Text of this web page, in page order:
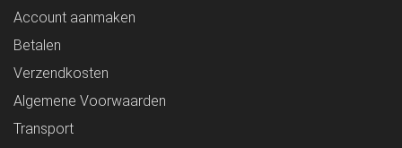
Account aanmaken
Betalen
Verzendkosten
Algemene Voorwaarden
Transport